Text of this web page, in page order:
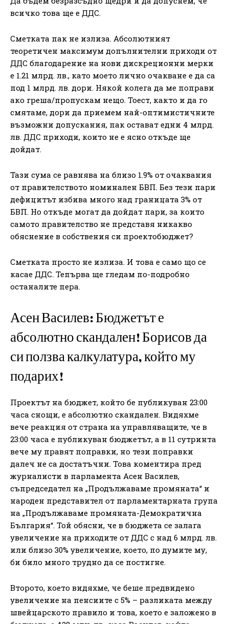
всичко това ще е ДДС.
Сметката пак не излиза. Абсолютният
теоретичен максимум допълнителни приходи от
ДДС благодарение на нови дискреционни мерки
е 1.21 млрд. лв., като моето лично очакване е да са
под 1 млрд. лв. дори. Някой колега да ме поправи
ако греша/пропускам нещо. Тоест, както и да го
смятаме, дори да приемем най-оптимистичните
възможни допускания, пак остават едни 4 млрд.
лв. ДДС приходи, които не е ясно откъде ще
дойдат.
Тази сума се равнява на близо 1.9% от очаквания
от правителството номинален БВП. Без тези пари
дефицитът избива много над границата 3% от
БВП. Но откъде могат да дойдат пари, за които
самото правителство не представя никакво
обяснение в собствения си проектобюджет?
Сметката просто не излиза. И това е само що се
касае ДДС. Тепърва ще гледам по-подробно
останалите пера.
Асен Василев: Бюджетът е
абсолютно скандален! Борисов да
си ползва калкулатура, който му
подарих!
Проектът на бюджет, който бе публикуван 23:00
часа снощи, е абсолютно скандален. Видяхме
вече реакция от страна на управляващите, че в
23:00 часа е публикуван бюджетът, а в 11 сутринта
вече му правят поправки, но тези поправки
далеч не са достатъчни. Това коментира пред
журналисти в парламента Асен Василев,
съпредседател на „Продължаваме промяната“ и
народен представител от парламентарната група
на „Продължаваме промяната-Демократична
България“. Той обясни, че в бюджета се залага
увеличение на приходите от ДДС с над 6 млрд. лв.
или близо 30% увеличение, което, по думите му,
би било много трудно да се постигне.
Второто, което видяхме, че беше предвидено
увеличение на пенсиите с 5% – разликата между
швейцарското правило и това, което е заложено в